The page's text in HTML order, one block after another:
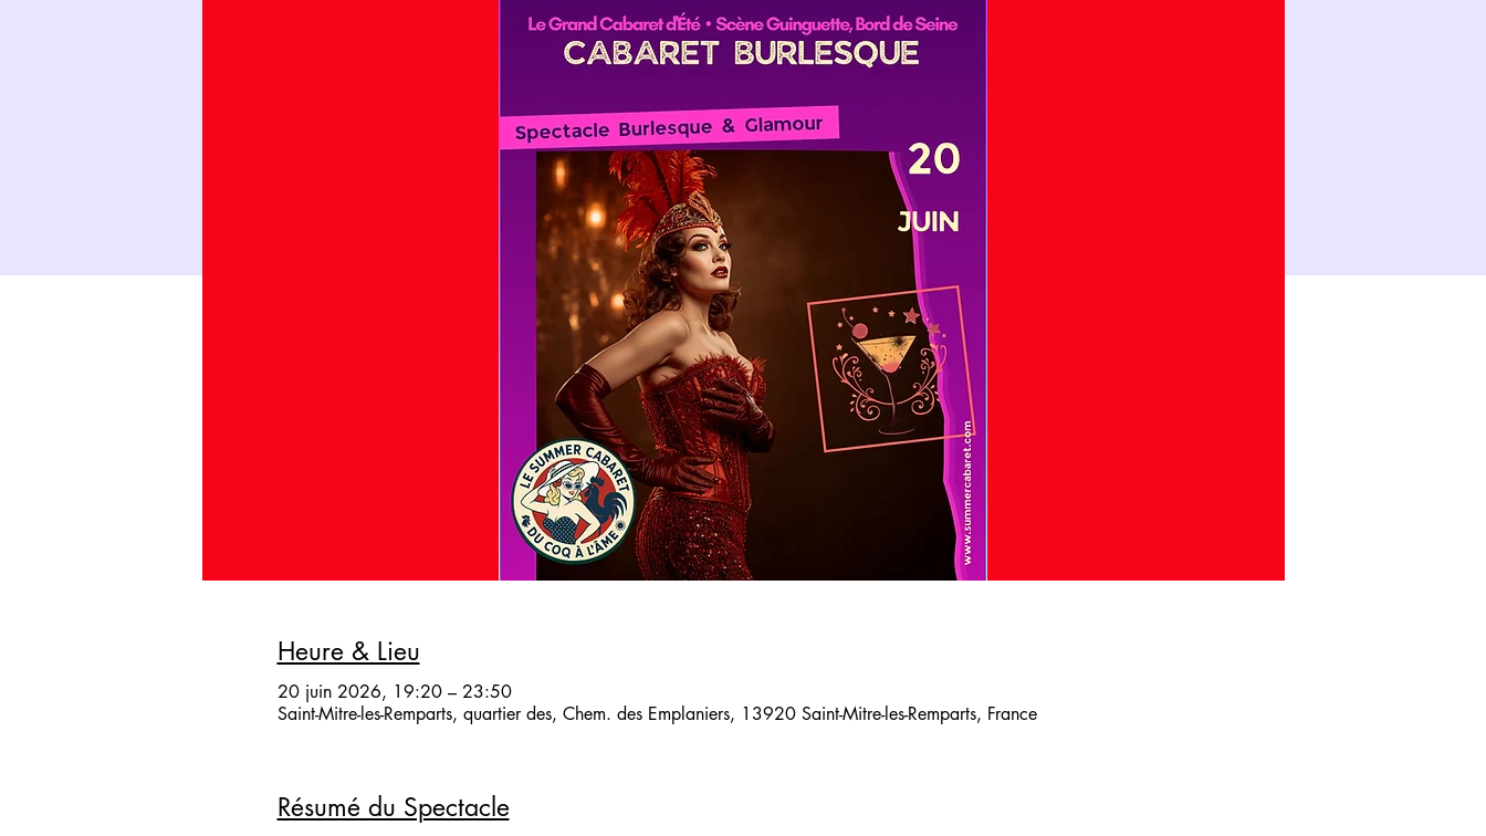
Heure & Lieu
20 juin 2026, 19:20 – 23:50
Saint-Mitre-les-Remparts, quartier des, Chem. des Emplaniers, 13920 Saint-Mitre-les-Remparts, France
Résumé du Spectacle